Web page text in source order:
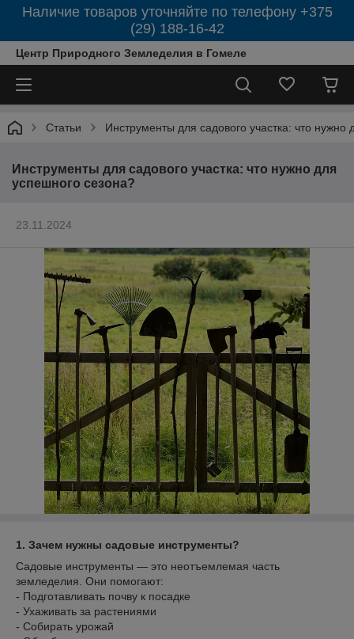
Наличие товаров уточняйте по телефону +375
(29) 188-16-42
Центр Природного Земледелия в Гомеле
Статьи Инструменты для садового участка: что нужно
Инструменты для садового участка: что нужно для
успешного сезона?
23.11.2024
1. Зачем нужны садовые инструменты?
Садовые инструменты — это неотъемлемая часть
земледелия. Они помогают:
- Подготавливать почву к посадке
- Ухаживать за растениями
- Собирать урожай